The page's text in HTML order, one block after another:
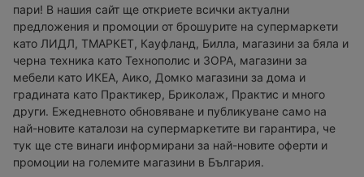
пари! В нашия сайт ще откриете всички актуални
предложения и промоции от брошурите на супермаркети
като ЛИДЛ, ТМАРКЕТ, Кауфланд, Билла, магазини за бяла и
черна техника като Технополис и ЗОРА, магазини за
мебели като ИКЕА, Аико, Домко магазини за дома и
градината като Практикер, Бриколаж, Практис и много
други. Ежедневното обновяване и публикуване само на
най-новите каталози на супермаркетите ви гарантира, че
тук ще сте винаги информирани за най-новите оферти и
промоции на големите магазини в България.